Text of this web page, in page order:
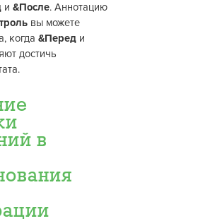
и&После. Аннотацию
вы можете
когда&Перед и
достичь
в